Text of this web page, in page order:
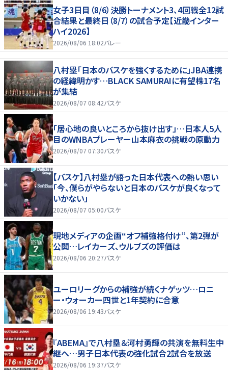
女子3日目（8/6）決勝トーナメント3、4回戦全12試
合結果と最終日（8/7）の試合予定【近畿インター
ハイ2026】
2026/08/06 18:02バレー
八村塁「日本のバスケを強くするために」JBA連携
の経緯明かす…BLACK SAMURAIに有望株17名
が集結
2026/08/07 08:42バスケ
「居心地の良いところから抜け出す」…日本人5人
目のWNBAプレーヤー山本麻衣の挑戦の原動力
2026/08/07 07:30バスケ
【バスケ】八村塁が語った日本代表への熱い思い
「今、僕らがやらないと日本のバスケが良くなって
いかない」
2026/08/07 05:00バスケ
現地メディアの企画“オフ補強格付け”、第2弾が
公開…レイカーズ、ウルブズの評価は
2026/08/06 20:27バスケ
ユーロリーグからの補強が続くナゲッツ…ロニ
ー・ウォーカー四世と1年契約に合意
2026/08/06 19:43バスケ
『ABEMA』で八村塁＆河村勇輝の共演を無料生中
継へ…男子日本代表の強化試合2試合を放送
2026/08/06 19:37バスケ